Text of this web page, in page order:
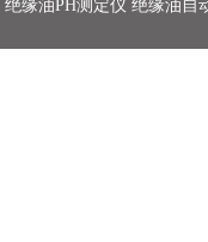
绝缘油PH测定仪 绝缘油自